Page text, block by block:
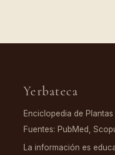
Yerbateca
Enciclopedia de
Fuentes: PubMed,
La información es